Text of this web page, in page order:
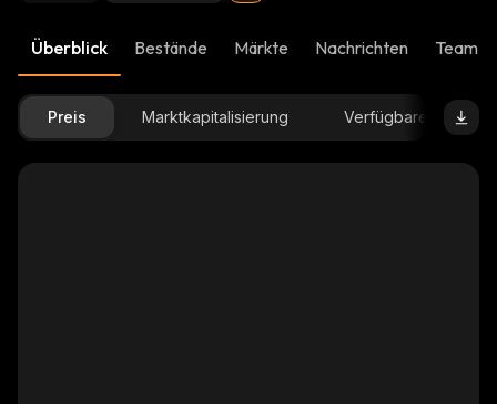
Überblick Bestände Märkte Nachrichten Team-
Preis Marktkapitalisierung Verfügbare Menge